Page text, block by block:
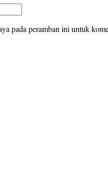
pada peramban ini untuk